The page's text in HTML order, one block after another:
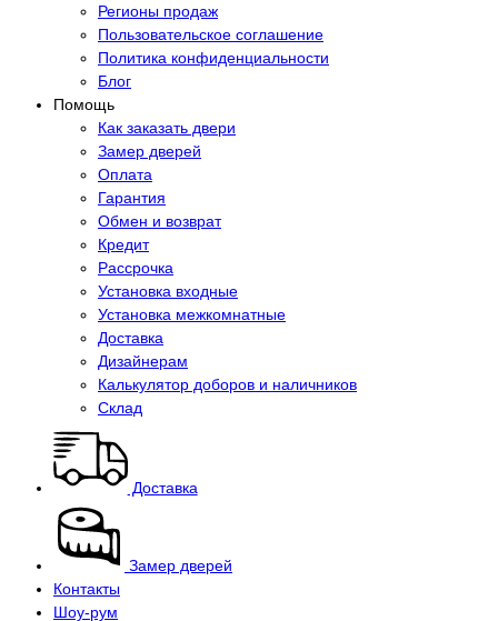
Регионы продаж
Пользовательское соглашение
Политика конфиденциальности
Блог
Помощь
Как заказать двери
Замер дверей
Оплата
Гарантия
Обмен и возврат
Кредит
Рассрочка
Установка входные
Установка межкомнатные
Доставка
Дизайнерам
Калькулятор доборов и наличников
Склад
Доставка
Замер дверей
Контакты
Шоу-рум